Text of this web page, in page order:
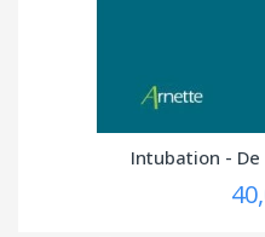
Intubation -